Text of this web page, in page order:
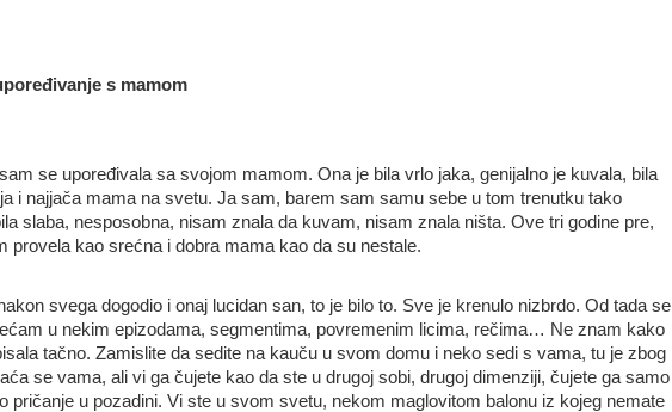
s mamom
se upoređivala sa svojom mamom. Ona je bila vrlo jaka, genijalno je kuvala, bila
i najjača mama na svetu. Ja sam, barem sam samu sebe u tom trenutku tako
slaba, nesposobna, nisam znala da kuvam, nisam znala ništa. Ove tri godine pre,
provela kao srećna i dobra mama kao da su nestale.
svega dogodio i onaj lucidan san, to je bilo to. Sve je krenulo nizbrdo. Od tada se
u nekim epizodama, segmentima, povremenim licima, rečima… Ne znam kako
tačno. Zamislite da sedite na kauču u svom domu i neko sedi s vama, tu je zbog
se vama, ali vi ga čujete kao da ste u drugoj sobi, drugoj dimenziji, čujete ga samo
pričanje u pozadini. Vi ste u svom svetu, nekom maglovitom balonu iz kojeg nemate